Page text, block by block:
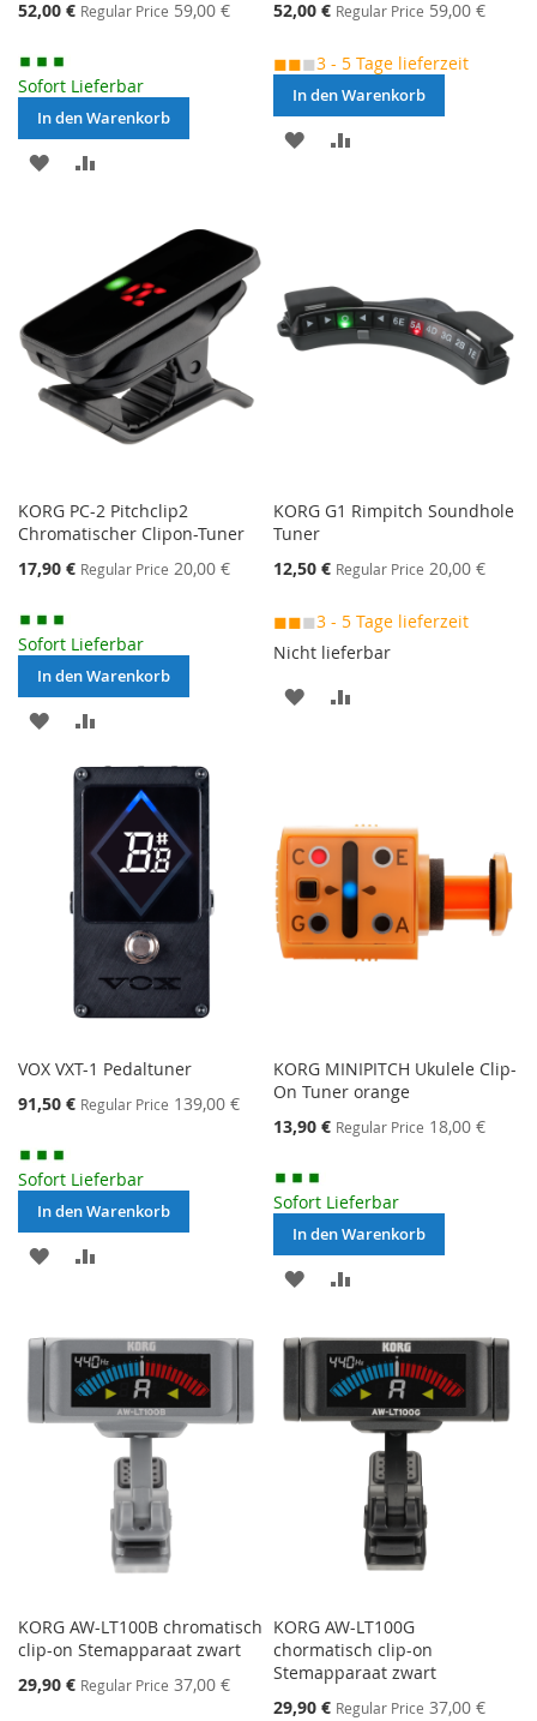
Special
52,00 € Regular Price 59,00 €
Sofort Lieferbar
In den Warenkorb
MERKEN
HINZUFÜGEN
Special
52,00 € Regular Price 59,00 €
◼◼◼3 - 5 Tage lieferzeit
In den Warenkorb
MERKEN
KORG PC-2 Pitchclip2
Chromatischer Clipon-Tuner
Special
17,90 € Regular Price 20,00 €
Sofort Lieferbar
In den Warenkorb
MERKEN
HINZUFÜGEN
KORG G1 Rimpitch Soundhole
Tuner
Special
12,50 € Regular Price 20,00 €
◼◼◼3 - 5 Tage lieferzeit
Nicht lieferbar
MERKEN
VOX VXT-1 Pedaltuner
Special
91,50 € Regular Price 139,00 €
Sofort Lieferbar
In den Warenkorb
MERKEN
HINZUFÜGEN
KORG MINIPITCH Ukulele Clip-
On Tuner orange
Special
13,90 € Regular Price 18,00 €
Sofort Lieferbar
In den Warenkorb
MERKEN
HINZUFÜGEN
KORG AW-LT100B chromatisch
clip-on Stemapparaat zwart
Special
29,90 € Regular Price 37,00 €
KORG AW-LT100G
chormatisch clip-on
Stemapparaat zwart
Special
29,90 € Regular Price 37,00 €